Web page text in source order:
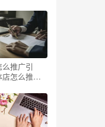
推广引
怎么推广